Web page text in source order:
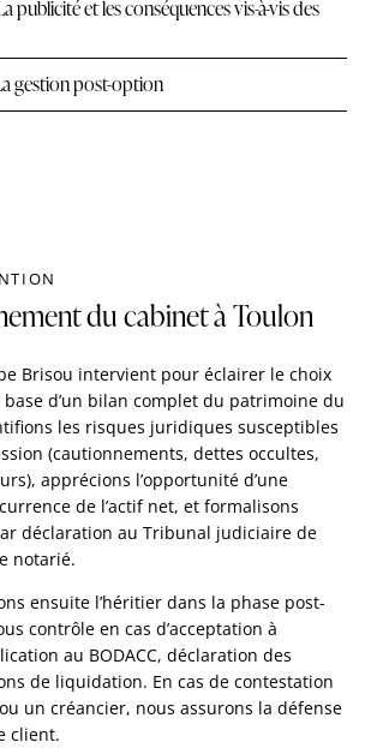
publicité et les conséquences vis-à-vis des
gestion post-option
du cabinet à Toulon
Brisou intervient pour éclairer le choix
d’un bilan complet du patrimoine du
les risques juridiques susceptibles
(cautionnements, dettes occultes,
apprécions l’opportunité d’une
de l’actif net, et formalisons
déclaration au Tribunal judiciaire de
notarié.
ensuite l’héritier dans la phase post-
contrôle en cas d’acceptation à
au BODACC, déclaration des
de liquidation. En cas de contestation
un créancier, nous assurons la défense
client.